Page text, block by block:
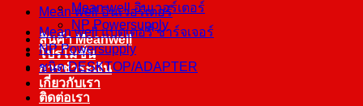
Mean well อินเวอร์เตอร์
NP Powersupply
สินค้า Meanwell
โปรโมชั่น
การชำระเงิน
เกี่ยวกับเรา
ติดต่อเรา
Mean well อินเวอร์เตอร์
Mean well แบตเตอรี่ ชาร์จเจอร์
NP Powersupply
ชนิด DESKTOP/ADAPTER